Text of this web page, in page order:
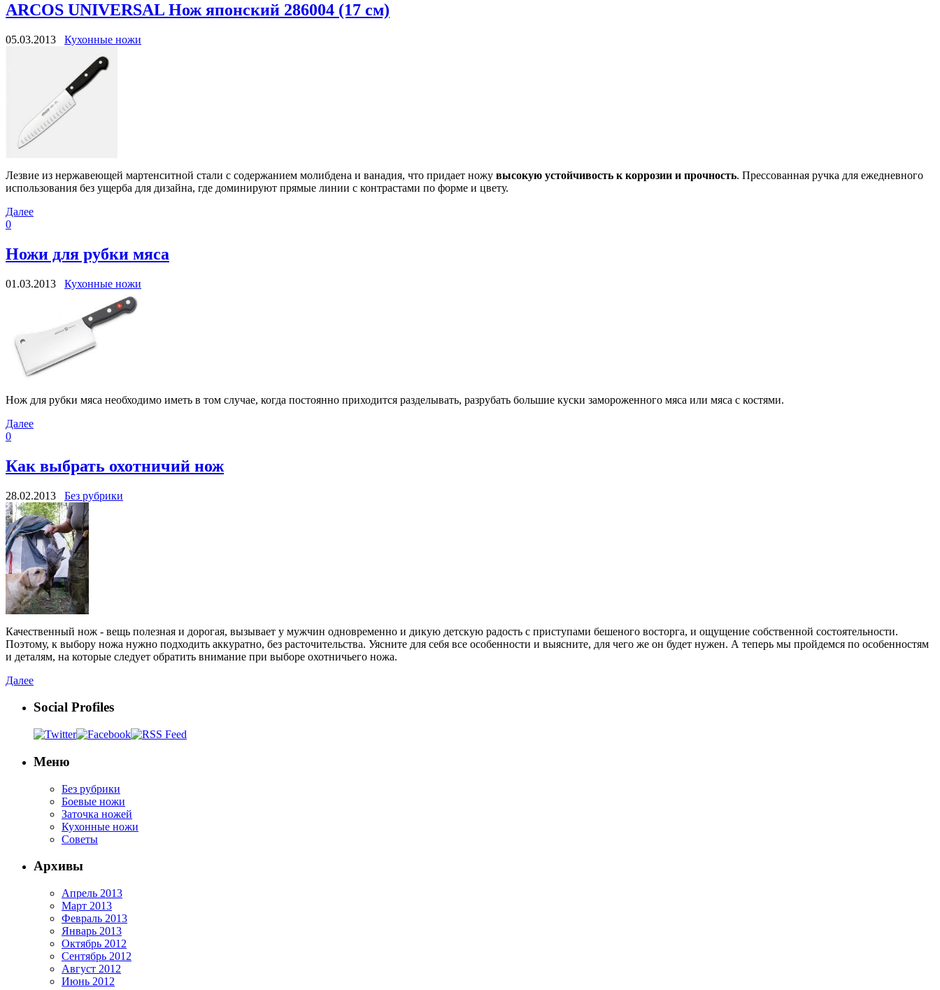
ARCOS UNIVERSAL Нож японский 286004 (17 см)
05.03.2013 Кухонные ножи
Лезвие из нержавеющей мартенситной стали с содержанием молибдена и ванадия, что придает ножу высокую устойчивость к коррозии и прочность. Прессованная ручка для ежедневного
использования без ущерба для дизайна, где доминируют прямые линии с контрастами по форме и цвету.
Далее
0
Ножи для рубки мяса
01.03.2013 Кухонные ножи
Нож для рубки мяса необходимо иметь в том случае, когда постоянно приходится разделывать, разрубать большие куски замороженного мяса или мяса с костями.
Далее
0
Как выбрать охотничий нож
28.02.2013 Без рубрики
Качественный нож - вещь полезная и дорогая, вызывает у мужчин одновременно и дикую детскую радость с приступами бешеного восторга, и ощущение собственной состоятельности.
Поэтому, к выбору ножа нужно подходить аккуратно, без расточительства. Уясните для себя все особенности и выясните, для чего же он будет нужен. А теперь мы пройдемся по особенностям
и деталям, на которые следует обратить внимание при выборе охотничьего ножа.
Далее
Social Profiles
Меню
Без рубрики
Боевые ножи
Заточка ножей
Кухонные ножи
Советы
Архивы
Апрель 2013
Март 2013
Февраль 2013
Январь 2013
Октябрь 2012
Сентябрь 2012
Август 2012
Июнь 2012